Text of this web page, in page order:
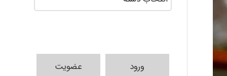
ورود عضویت